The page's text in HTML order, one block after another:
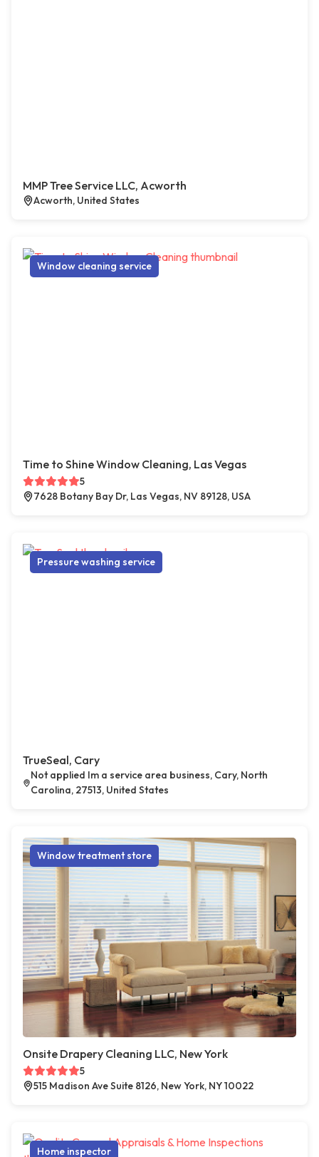
MMP Tree Service LLC, Acworth
Acworth, United States
Window cleaning service
Time to Shine Window Cleaning, Las Vegas
5
7628 Botany Bay Dr, Las Vegas, NV 89128, USA
Pressure washing service
TrueSeal, Cary
Not applied Im a service area business, Cary, North
Carolina, 27513, United States
Window treatment store
Onsite Drapery Cleaning LLC, New York
5
515 Madison Ave Suite 8126, New York, NY 10022
Home inspector